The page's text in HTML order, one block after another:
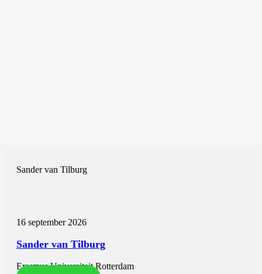
Sander van Tilburg
16 september 2026
Sander van Tilburg
Erasmus Universiteit Rotterdam